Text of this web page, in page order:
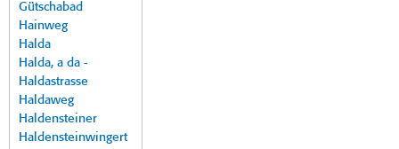
Gütschabad
Hainweg
Halda
Halda, a da -
Haldastrasse
Haldaweg
Haldensteiner
Haldensteinwingert